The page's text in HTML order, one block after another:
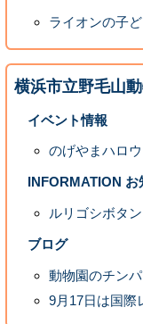
ライオンの子
横浜市立野毛山
イベント情報
のげやまハロ
INFORMATION お
ルリゴシボタ
ブログ
動物園のチン
9月17日は国際